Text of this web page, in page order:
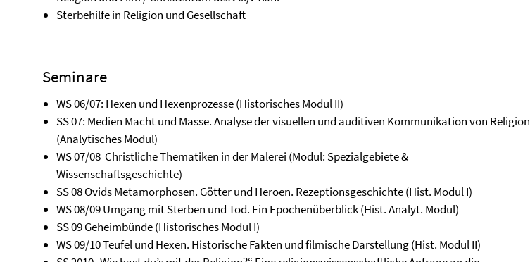
Sterbehilfe in Religion und Gesellschaft
Seminare
WS 06/07: Hexen und Hexenprozesse (Historisches Modul II)
SS 07: Medien Macht und Masse. Analyse der visuellen und auditiven Kommunikation von Religion
(Analytisches Modul)
WS 07/08 Christliche Thematiken in der Malerei (Modul: Spezialgebiete &
Wissenschaftsgeschichte)
SS 08 Ovids Metamorphosen. Götter und Heroen. Rezeptionsgeschichte (Hist. Modul I)
WS 08/09 Umgang mit Sterben und Tod. Ein Epochenüberblick (Hist. Analyt. Modul)
SS 09 Geheimbünde (Historisches Modul I)
WS 09/10 Teufel und Hexen. Historische Fakten und filmische Darstellung (Hist. Modul II)